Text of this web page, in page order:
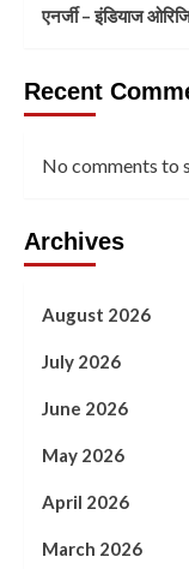
एनर्जी – इंडियाज
Recent
No comments to
Archives
August 2026
July 2026
June 2026
May 2026
April 2026
March 2026